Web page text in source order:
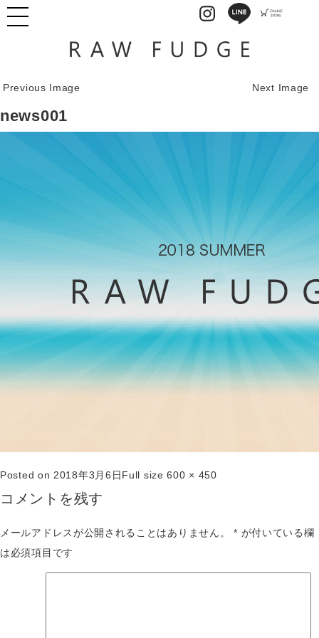
Previous Image Next Image
news001
Posted on 2018年3月6日Full size600 × 450
コメントを残す
メールアドレスが公開されることはありません。 * が付いている欄
は必須項目です